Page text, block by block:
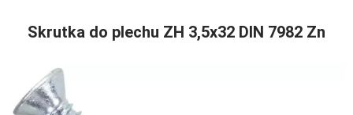
Skrutka do plechu ZH 3,5x32 DIN 7982 Zn